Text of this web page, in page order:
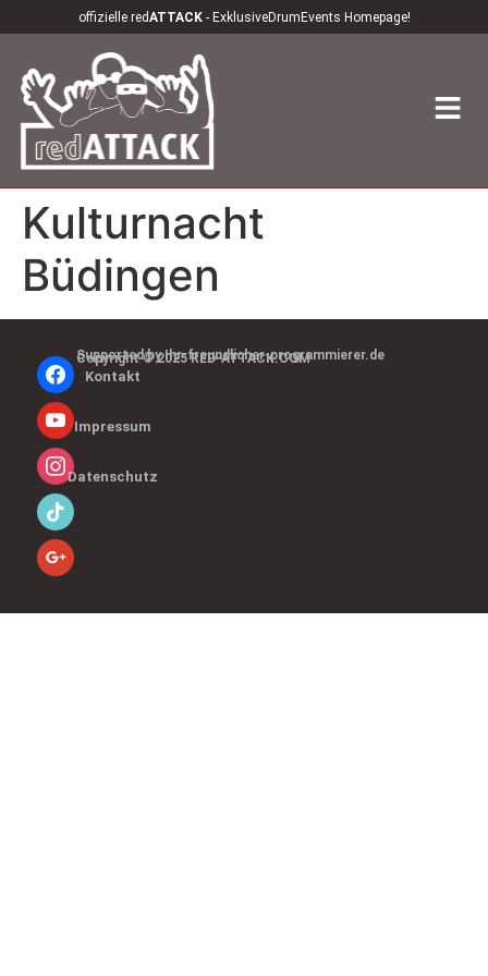
offizielle redATTACK- ExklusiveDrumEvents Homepage!
Kulturnacht
Büdingen
Kontakt
Impressum
Datenschutz
Copyright © 2025 RED-ATTACK.COM
Supported by Ihr-freundlicher-programmierer.de